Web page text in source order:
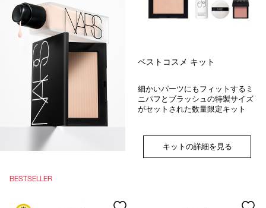
ベストコスメ キット
細かいパーツにもフィットするミ
ニパフとブラッシュの特製サイズ
がセットされた数量限定キット
キットの詳細を見る
BESTSELLER